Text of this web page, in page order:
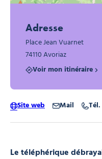
Le téléphérique
Adresse
Place Jean Vuarnet
74110 Avoriaz
Voir mon itinéraire
Site web Mail Tél.